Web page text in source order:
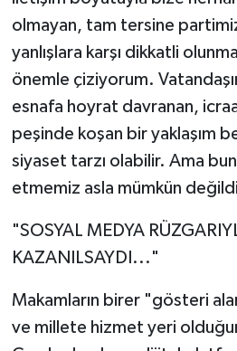
olmayan, tam tersine
yanlışlara karşı dikkatli
önemle çiziyorum.
esnafa hoyrat davranan,
peşinde koşan bir yaklaşım
siyaset tarzı olabilir. Ama
etmemiz asla mümkün
"SOSYAL MEDYA
KAZANILSAYDI..."
Makamların birer "gösteri
ve millete hizmet yeri